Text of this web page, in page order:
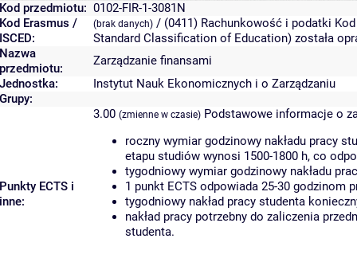
Kod przedmiotu: 0102-FIR-1-3081N
Kod Erasmus /
ISCED:
(brak danych) / (0411) Rachunkowość i podatki
Standard Classification of Education) została
Nazwa
przedmiotu:
Zarządzanie finansami
Jednostka:
Instytut Nauk Ekonomicznych i o Zarządzaniu
Grupy:
Punkty ECTS i
inne:
3.00 (zmienne w czasie) Podstawowe informacje o
roczny wymiar godzinowy nakładu pracy
etapu studiów wynosi 1500-1800 h, co
tygodniowy wymiar godzinowy nakładu
1 punkt ECTS odpowiada 25-30 godzinom
tygodniowy nakład pracy studenta
nakład pracy potrzebny do zaliczenia
studenta.